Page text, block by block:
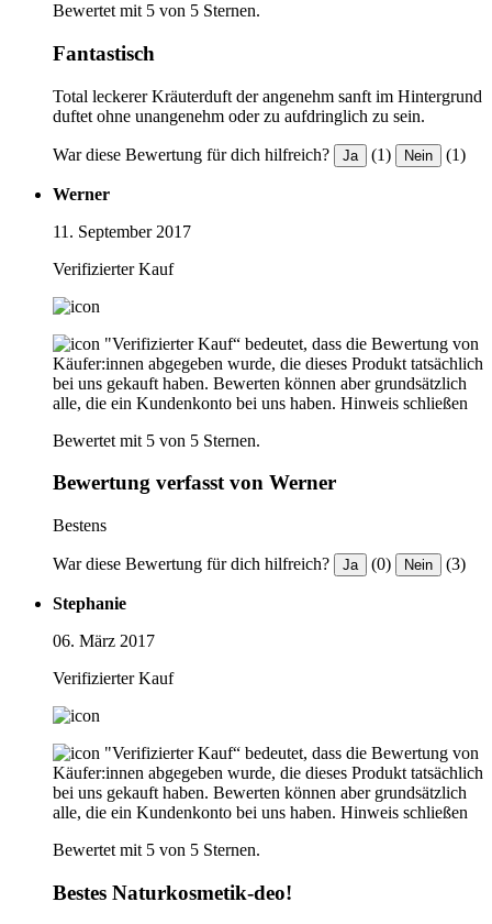
Bewertet mit 5 von 5 Sternen.
Fantastisch
Total leckerer Kräuterduft der angenehm sanft im Hintergrund
duftet ohne unangenehm oder zu aufdringlich zu sein.
War diese Bewertung für dich hilfreich? Ja (1) Nein (1)
Werner
11. September 2017
Verifizierter Kauf
"Verifizierter Kauf“ bedeutet, dass die Bewertung von
Käufer:innen abgegeben wurde, die dieses Produkt tatsächlich
bei uns gekauft haben. Bewerten können aber grundsätzlich
alle, die ein Kundenkonto bei uns haben. Hinweis schließen
Bewertet mit 5 von 5 Sternen.
Bewertung verfasst von Werner
Bestens
War diese Bewertung für dich hilfreich? Ja (0) Nein (3)
Stephanie
06. März 2017
Verifizierter Kauf
"Verifizierter Kauf“ bedeutet, dass die Bewertung von
Käufer:innen abgegeben wurde, die dieses Produkt tatsächlich
bei uns gekauft haben. Bewerten können aber grundsätzlich
alle, die ein Kundenkonto bei uns haben. Hinweis schließen
Bewertet mit 5 von 5 Sternen.
Bestes Naturkosmetik-deo!